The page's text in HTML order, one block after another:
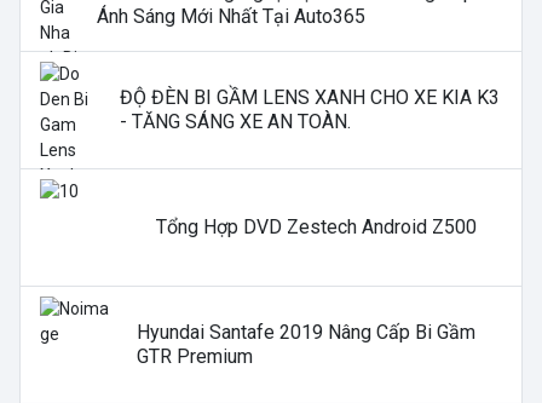
Ánh Sáng Mới Nhất Tại Auto365
ĐỘ ĐÈN BI GẦM LENS XANH CHO XE KIA K3
- TĂNG SÁNG XE AN TOÀN.
Tổng Hợp DVD Zestech Android Z500
Hyundai Santafe 2019 Nâng Cấp Bi Gầm
GTR Premium